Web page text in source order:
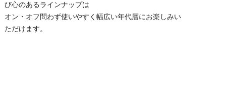
び心のあるラインナップは
オン・オフ問わず使いやすく幅広い年代層にお楽しみい
ただけます。